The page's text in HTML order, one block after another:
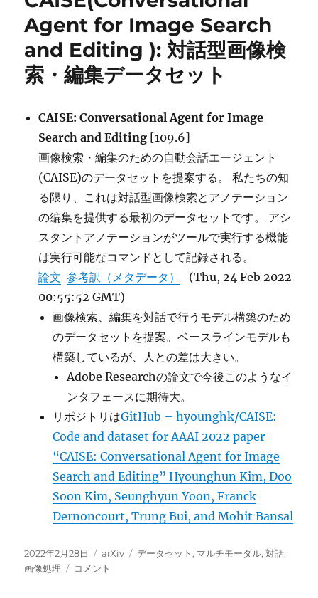
設
計
に
Agent for Image Search
and Editing ): 対話型画像検
索・編集データセット
CAISE: Conversational Agent for Image
Search and Editing [109.6]
画像検索・編集のための自動会話エージェント
(CAISE)のデータセットを提案する。 私たちの知
る限り、これは対話型画像検索とアノテーション
の編集を提供する最初のデータセットです。 アシ
スタントアノテーションがツールで実行する機能
は実行可能なコマンドとして記録される。
論文 参考訳（メタデータ）
(Thu, 24 Feb 2022
00:55:52 GMT)
画像検索、編集を対話で行うモデル構築のため
のデータセットを提案。ベースラインモデルも
構築しているが、人との差は大きい。
Adobe Researchの論文で今後このようなイ
ンタフェースに期待大。
リポジトリはGitHub – hyounghk/CAISE:
Code and dataset for AAAI 2022 paper
“CAISE: Conversational Agent for Image
Search and Editing” Hyounghun Kim, Doo
Soon Kim, Seunghyun Yoon, Franck
Dernoncourt, Trung Bui, and Mohit Bansal
投
稿
2022年2月28日
カ
テ
arXiv
タ
データセット , マルチモーダル,対話,
画像処理
CAISE(Conversational
コメント